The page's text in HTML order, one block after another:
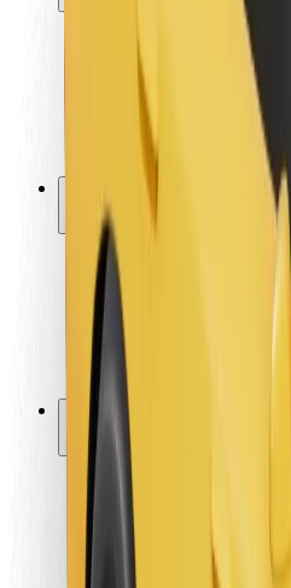
Bezpečnost cestujících
Bezpečnost řidičů
Bezpečnost na koloběžce
Laboratoř bezpečnosti
Lokality
Řešení pro města
Letiště
Nabíjecí stanice Bolt
Podpora
Pro cestující
Pro řidiče
Pro kurýry